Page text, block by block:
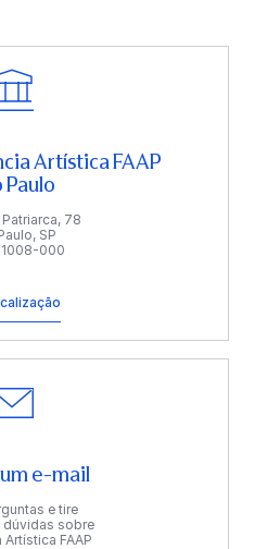
Artística FAAP
Paulo
78
SP
000
e-mail
e tire
sobre
Artística FAAP